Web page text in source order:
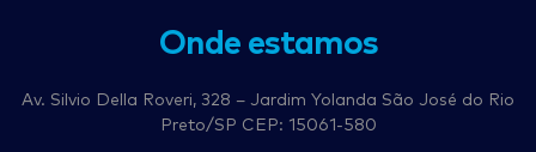
Onde estamos
Av. Silvio Della Roveri, 328 – Jardim Yolanda São José do Rio
Preto/SP CEP: 15061-580